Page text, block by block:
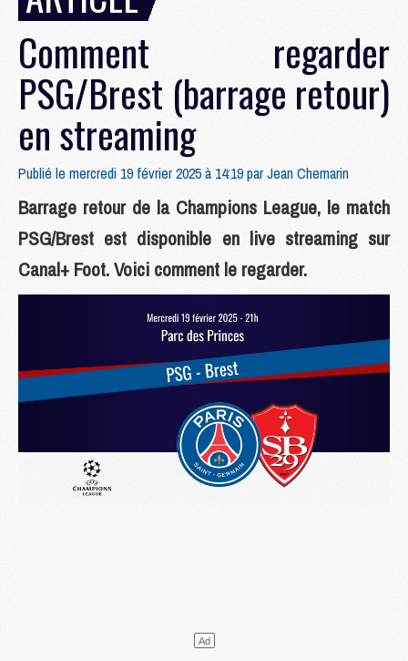
Comment regarder
PSG/Brest (barrage retour)
en streaming
Publié le mercredi 19 février 2025 à 14:19 parJean Chemarin
Barrage retour de la Champions League, le match
PSG/Brest est disponible en live streaming sur
Canal+ Foot. Voici comment le regarder.